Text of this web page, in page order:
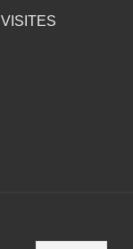
VISITES